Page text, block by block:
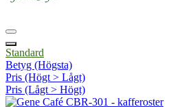
Standard
Betyg (Högsta)
Pris (Högt > Lågt)
Pris (Lågt > Högt)